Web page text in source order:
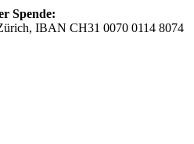
Spende:
IBAN CH31 0070 0114 8074